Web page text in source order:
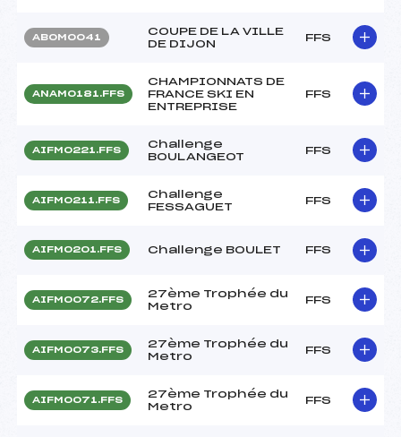
ABOM0041
COUPE DE LA VILLE
DE DIJON
FFS
ANAM0181.FFS
CHAMPIONNATS DE
FRANCE SKI EN
ENTREPRISE
FFS
AIFM0221.FFS
Challenge
BOULANGEOT
FFS
AIFM0211.FFS
Challenge
FESSAGUET
FFS
AIFM0201.FFS Challenge BOULET FFS
AIFM0072.FFS
27ème Trophée du
Metro
FFS
AIFM0073.FFS
27ème Trophée du
Metro
FFS
AIFM0071.FFS
27ème Trophée du
Metro
FFS